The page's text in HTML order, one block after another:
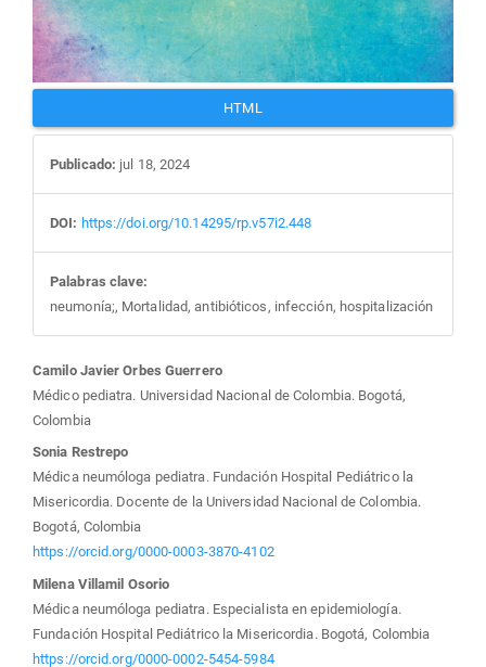
HTML
Publicado: jul 18, 2024
DOI: https://doi.org/10.14295/rp.v57i2.448
Palabras clave:
neumonía;, Mortalidad, antibióticos, infección, hospitalización
Contenido
principal
del
artículo
Camilo Javier Orbes Guerrero
Médico pediatra. Universidad Nacional de Colombia. Bogotá,
Colombia
Sonia Restrepo
Médica neumóloga pediatra. Fundación Hospital Pediátrico la
Misericordia. Docente de la Universidad Nacional de Colombia.
Bogotá, Colombia
https://orcid.org/0000-0003-3870-4102
Milena Villamil Osorio
Médica neumóloga pediatra. Especialista en epidemiología.
Fundación Hospital Pediátrico la Misericordia. Bogotá, Colombia
https://orcid.org/0000-0002-5454-5984